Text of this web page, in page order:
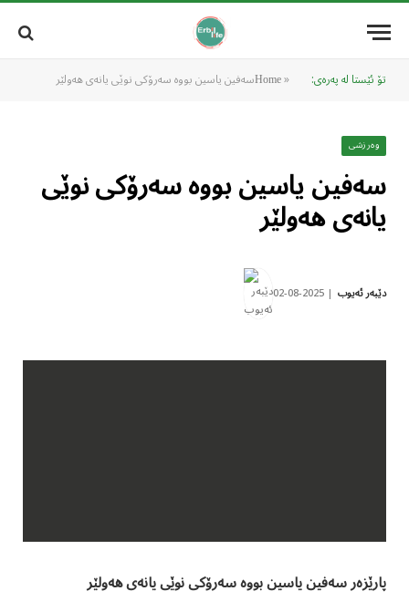
تۆ ئێستا لە پەرەی: Home»
وەرزشی
‎سەفین یاسین بووە سەرۆکی نوێی
یانەی هەولێر
دێبەر ئەیوب 2025-08-02
سەفین یاسین بووە سەرۆکی نوێی یانەی هەولێر